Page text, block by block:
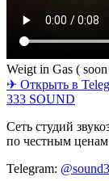
Weigt in Gas (
✈ Открыть в
333 SOUND
Сеть студий
по честным ценам
Telegram: